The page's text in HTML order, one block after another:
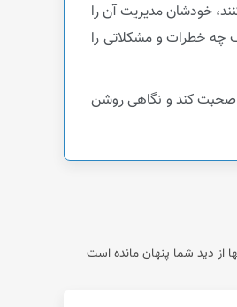
خودشان مدیریت آن را
چه خطرات و مشکلاتی را
صحبت کند و نگاهی روشن
از دید شما پنهان مانده است